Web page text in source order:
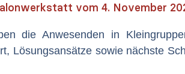
vom 4. November
die Anwesenden in
Lösungsansätze sowie nächste